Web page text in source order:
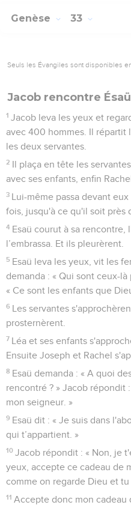
Genèse 33
Seuls les Évangiles sont disponibles
Jacob rencontre Ésaü
1 Jacob leva les yeux et
avec 400 hommes. Il répartit
les deux servantes.
2 Il plaça en tête les
avec ses enfants, enfin
3 Lui-même passa devant
fois, jusqu'à ce qu'il soit près
4 Esaü courut à sa rencontre,
l’embrassa. Et ils pleurèrent.
5 Esaü leva les yeux, vit les
demanda : « Qui sont ceux-
« Ce sont les enfants que
6 Les servantes
prosternèrent.
7 Léa et ses enfants
Ensuite Joseph et Rachel
8 Esaü demanda : « A quoi
rencontré ? » Jacob répondit
mon seigneur. »
9 Esaü dit : « Je suis dans
qui t’appartient. »
10 Jacob répondit : « Non, je
yeux, accepte ce cadeau de
comme on regarde Dieu et
11 Accepte donc mon